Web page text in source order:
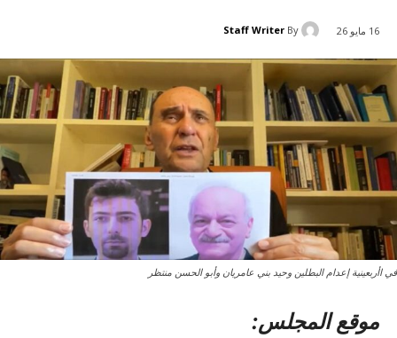
16 مايو 26 By
Staff Writer
في اأربعينية إعدام البطلين وحيد بني عامريان وأبو الحسن منتظر
موقع المجلس: